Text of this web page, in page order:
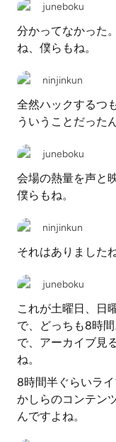
juneboku
分かってなかった
ね、僕らもね。
ninjinkun
全然ハックするつ
ういうことだった
juneboku
会場の熱量を声と
僕らもね。
ninjinkun
それはありましたね
juneboku
これが土曜日、日
で、どっちも8時
で、アーカイブ見
ね。
8時間半ぐらいラ
かしらのコンテン
んですよね。